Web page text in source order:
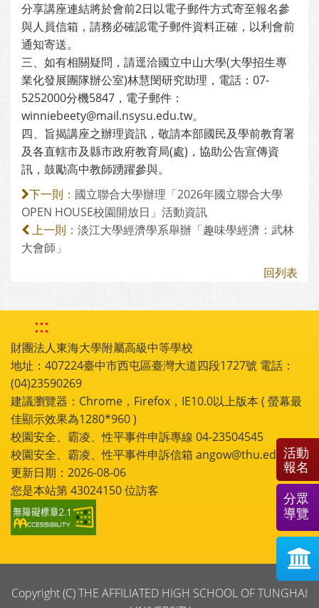
分享講座連結將於會前2日以電子郵件方式寄至報名參
與人員信箱，請務必確認電子郵件資料正確，以利會前
通知寄送。
三、如有相關疑問，請逕洽國立中山大學(大學招生專
業化發展團隊辦公室)林慧閔研究助理，電話：07-
5252000分機5847，電子郵件：
winniebeety@mail.nsysu.edu.tw。
四、旨揭講座之辦理資訊，敬請本部國民及學前教育署
及各直轄市及縣市政府教育局(處)，協助公告宣傳資
訊，鼓勵高中教師踴躍參與。
下一則： 國立聯合大學辦理「2026年國立聯合大學
OPEN HOUSE校園開放日」活動資訊
上一則： 淡江大學經濟學系舉辦「趣味學經濟：武林
大會師」
回列表
:::
財團法人東海大學附屬高級中等學校
地址：407224臺中市西屯區臺灣大道四段1727號 電話：
(04)23590269
建議瀏覽器：Chrome，Firefox，IE10.0以上版本 ( 螢幕最
佳顯示效果為1280*960 )
校園安全、霸凌、性平事件申訴專線 04-23504545
校園安全、霸凌、性平事件申訴信箱 angow@thu.edu.tw
更新日期：2026-08-06
您是本站第43024150位訪客
Copyright (C) THE AFFILIATED HIGH SCHOOL OF TUNGHAI
活動
報名
分眾
導覽